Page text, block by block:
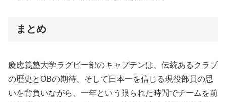
まとめ
慶應義塾大学ラグビー部のキャプテンは、伝統あるクラブ
の歴史とOBの期待、そして日本一を信じる現役部員の思
いを背負いながら、一年という限られた時間でチームを前